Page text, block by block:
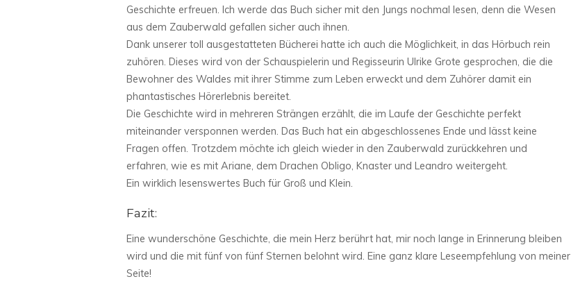
Geschichte erfreuen. Ich werde das Buch sicher mit den Jungs nochmal lesen, denn die Wesen
aus dem Zauberwald gefallen sicher auch ihnen.
Dank unserer toll ausgestatteten Bücherei hatte ich auch die Möglichkeit, in das Hörbuch rein
zuhören. Dieses wird von der Schauspielerin und Regisseurin Ulrike Grote gesprochen, die die
Bewohner des Waldes mit ihrer Stimme zum Leben erweckt und dem Zuhörer damit ein
phantastisches Hörerlebnis bereitet.
Die Geschichte wird in mehreren Strängen erzählt, die im Laufe der Geschichte perfekt
miteinander versponnen werden. Das Buch hat ein abgeschlossenes Ende und lässt keine
Fragen offen. Trotzdem möchte ich gleich wieder in den Zauberwald zurückkehren und
erfahren, wie es mit Ariane, dem Drachen Obligo, Knaster und Leandro weitergeht.
Ein wirklich lesenswertes Buch für Groß und Klein.
Fazit:
Eine wunderschöne Geschichte, die mein Herz berührt hat, mir noch lange in Erinnerung bleiben
wird und die mit fünf von fünf Sternen belohnt wird. Eine ganz klare Leseempfehlung von meiner
Seite!